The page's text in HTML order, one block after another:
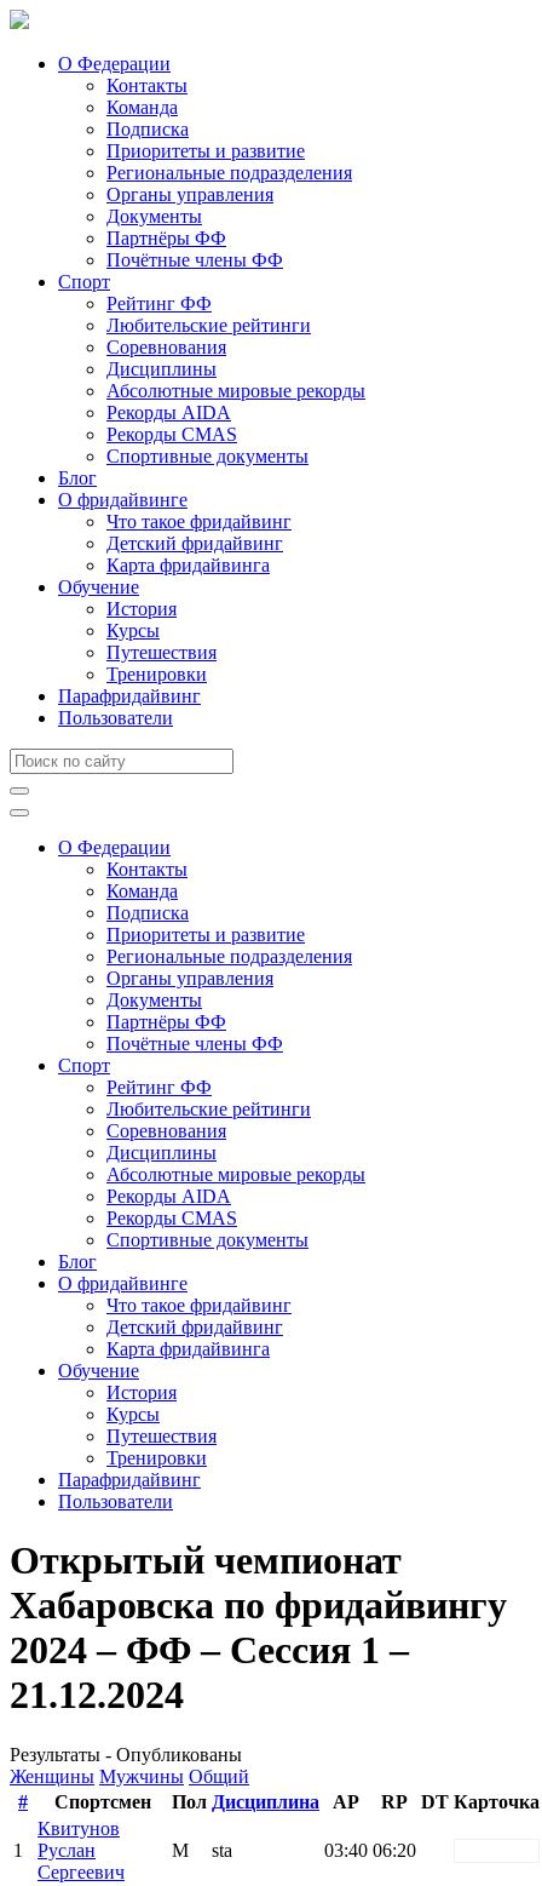
О Федерации
Контакты
Команда
Подписка
Приоритеты и развитие
Региональные подразделения
Органы управления
Документы
Партнёры ФФ
Почётные члены ФФ
Спорт
Рейтинг ФФ
Любительские рейтинги
Соревнования
Дисциплины
Абсолютные мировые рекорды
Рекорды AIDA
Рекорды CMAS
Спортивные документы
Блог
О фридайвинге
Что такое фридайвинг
Детский фридайвинг
Карта фридайвинга
Обучение
История
Курсы
Путешествия
Тренировки
Парафридайвинг
Пользователи
О Федерации
Контакты
Команда
Подписка
Приоритеты и развитие
Региональные подразделения
Органы управления
Документы
Партнёры ФФ
Почётные члены ФФ
Спорт
Рейтинг ФФ
Любительские рейтинги
Соревнования
Дисциплины
Абсолютные мировые рекорды
Рекорды AIDA
Рекорды CMAS
Спортивные документы
Блог
О фридайвинге
Что такое фридайвинг
Детский фридайвинг
Карта фридайвинга
Обучение
История
Курсы
Путешествия
Тренировки
Парафридайвинг
Пользователи
Открытый чемпионат
Хабаровска по фридайвингу
2024 – ФФ – Сессия 1 –
21.12.2024
Результаты - Опубликованы
Женщины Мужчины Общий
#
Спортсмен Пол Дисциплина AP RP DT Карточка
1
Квитунов
Руслан
Сергеевич
М sta 03:40 06:20